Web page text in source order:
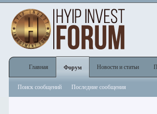
Главная Форум
Поиск сообщений Последние сообщения
Новости и статьи